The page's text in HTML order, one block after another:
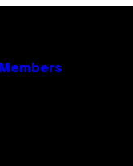
Members